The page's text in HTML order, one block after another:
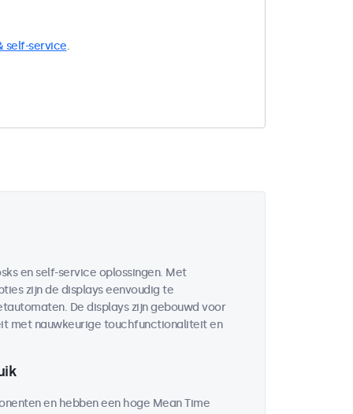
self-service.
en self-service oplossingen. Met
zijn de displays eenvoudig te
De displays zijn gebouwd voor
met nauwkeurige touchfunctionaliteit en
en hebben een hoge Mean Time